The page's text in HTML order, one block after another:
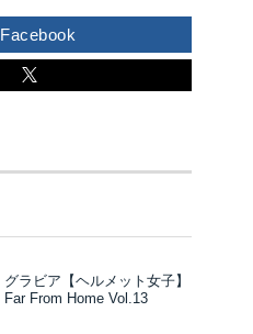
Facebook
グラビア【ヘルメット女子】
Far From Home Vol.13